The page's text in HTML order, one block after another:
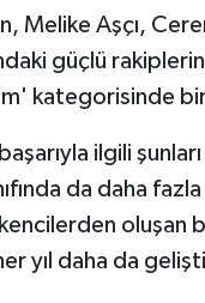
Melike Aşçı,
güçlü
kategorisinde
ilgili
da daha
oluşan
yıl daha da